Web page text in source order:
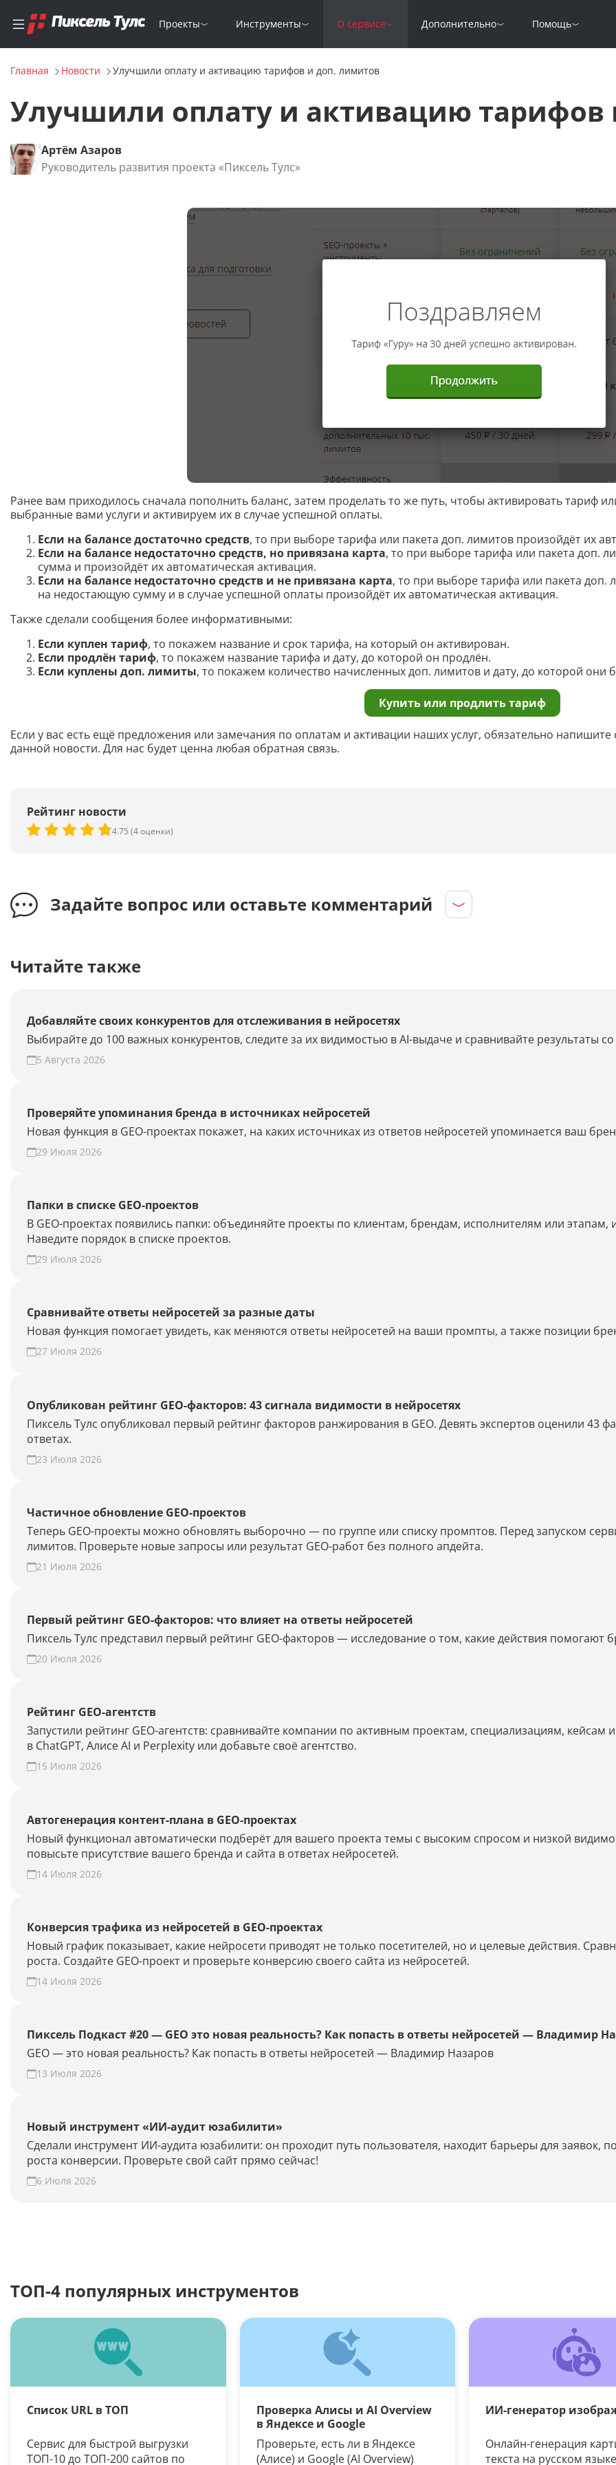
Проекты Инструменты О сервисе Дополнительно Помощь
Главная Новости Улучшили оплату и активацию тарифов и доп. лимитов
Улучшили оплату и активацию тарифов
Артём Азаров
Руководитель развития проекта «Пиксель Тулс»
Ранее вам приходилось сначала пополнить баланс, затем проделать то же путь, чтобы активировать тариф
выбранные вами услуги и активируем их в случае успешной оплаты.
Если на балансе достаточно средств, то при выборе тарифа или пакета доп. лимитов произойдёт их
Если на балансе недостаточно средств, но привязана карта, то при выборе тарифа или пакета доп.
сумма и произойдёт их автоматическая активация.
Если на балансе недостаточно средств и не привязана карта, то при выборе тарифа или пакета доп.
на недостающую сумму и в случае успешной оплаты произойдёт их автоматическая активация.
Также сделали сообщения более информативными:
Если куплен тариф, то покажем название и срок тарифа, на который он активирован.
Если продлён тариф, то покажем название тарифа и дату, до которой он продлён.
Если куплены доп. лимиты, то покажем количество начисленных доп. лимитов и дату, до которой они
Купить или продлить тариф
Если у вас есть ещё предложения или замечания по оплатам и активации наших услуг, обязательно напишите
данной новости. Для нас будет ценна любая обратная связь.
Рейтинг новости
4.75 (4 оценки)
Задайте вопрос или оставьте комментарий
Читайте также
Добавляйте своих конкурентов для отслеживания в нейросетях
Выбирайте до 100 важных конкурентов, следите за их видимостью в AI-выдаче и сравнивайте результаты
5 Августа 2026
Проверяйте упоминания бренда в источниках нейросетей
Новая функция в GEO-проектах покажет, на каких источниках из ответов нейросетей упоминается ваш
29 Июля 2026
Папки в списке GEO-проектов
В GEO-проектах появились папки: объединяйте проекты по клиентам, брендам, исполнителям или
Наведите порядок в списке проектов.
29 Июля 2026
Сравнивайте ответы нейросетей за разные даты
Новая функция помогает увидеть, как меняются ответы нейросетей на ваши промпты, а также позиции
27 Июля 2026
Опубликован рейтинг GEO-факторов: 43 сигнала видимости в нейросетях
Пиксель Тулс опубликовал первый рейтинг факторов ранжирования в GEO. Девять экспертов оценили 43
ответах.
23 Июля 2026
Частичное обновление GEO-проектов
Теперь GEO-проекты можно обновлять выборочно — по группе или списку промптов. Перед запуском
лимитов. Проверьте новые запросы или результат GEO-работ без полного апдейта.
21 Июля 2026
Первый рейтинг GEO-факторов: что влияет на ответы нейросетей
Пиксель Тулс представил первый рейтинг GEO-факторов — исследование о том, какие действия помогают
20 Июля 2026
Рейтинг GEO-агентств
Запустили рейтинг GEO-агентств: сравнивайте компании по активным проектам, специализациям,
в ChatGPT, Алисе AI и Perplexity или добавьте своё агентство.
15 Июля 2026
Автогенерация контент-плана в GEO-проектах
Новый функционал автоматически подберёт для вашего проекта темы с высоким спросом и низкой
повысьте присутствие вашего бренда и сайта в ответах нейросетей.
14 Июля 2026
Конверсия трафика из нейросетей в GEO-проектах
Новый график показывает, какие нейросети приводят не только посетителей, но и целевые действия.
роста. Создайте GEO-проект и проверьте конверсию своего сайта из нейросетей.
14 Июля 2026
Пиксель Подкаст #20 — GEO это новая реальность? Как попасть в ответы нейросетей — Владимир
GEO — это новая реальность? Как попасть в ответы нейросетей — Владимир Назаров
13 Июля 2026
Новый инструмент «ИИ-аудит юзабилити»
Сделали инструмент ИИ-аудита юзабилити: он проходит путь пользователя, находит барьеры для заявок,
роста конверсии. Проверьте свой сайт прямо сейчас!
6 Июля 2026
ТОП-4 популярных инструментов
Список URL в ТОП
Сервис для быстрой выгрузки
ТОП-10 до ТОП-200 сайтов по
Проверка Алисы и AI Overview
в Яндексе и Google
Проверьте, есть ли в Яндексе
(Алисе) и Google (AI Overview)
ИИ-генератор
Онлайн-генерация
текста на русском языке